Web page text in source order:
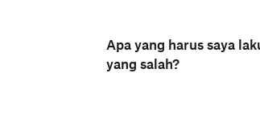
Apa yang harus saya
yang salah?